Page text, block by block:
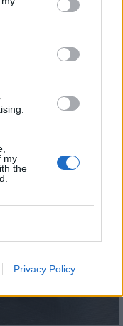
my
the
Privacy Policy
του
από τη